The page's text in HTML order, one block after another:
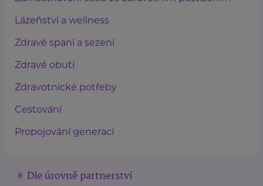
Lázeňství a wellness
Zdravé spaní a sezení
Zdravé obutí
Zdravotnické potřeby
Cestování
Propojování generací
Dle úrovně partnerství